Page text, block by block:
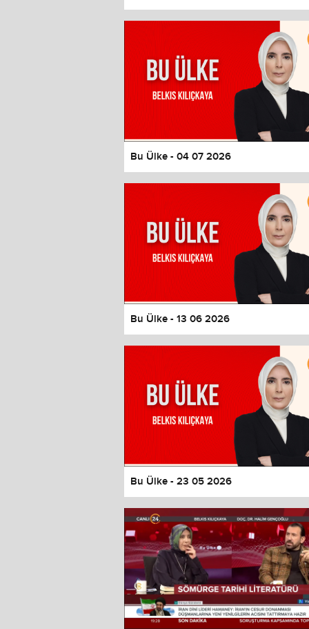
Window
Color
Transparency
Font Size
Text Edge Style
Font Family
Resetrestore all settings to the default
Close Modal Dialog
End of dialog window.
Bu Ülke - 04 07 2026
Bu Ülke - 13 06 2026
Bu Ülke - 23 05 2026